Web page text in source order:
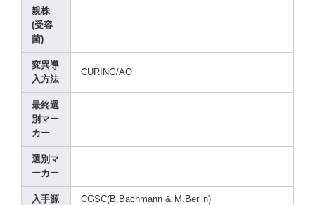
親株
(受容
菌)
変異導
入方法
CURING/AO
最終選
別マー
カー
選別マ
ーカー
入手源 CGSC(B.Bac hmann & M.Ber lin)